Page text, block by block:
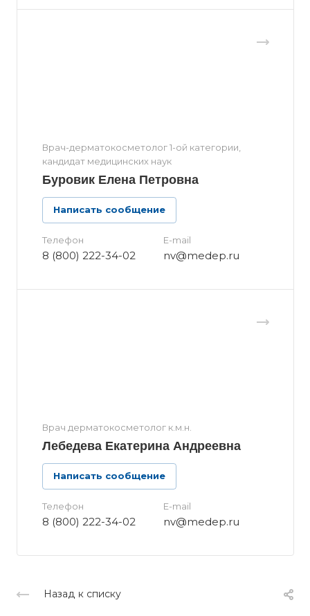
Врач-дерматокосметолог 1-ой категории,
кандидат медицинских наук
Буровик Елена Петровна
Написать сообщение
Телефон
8 (800) 222-34-02
E-mail
nv@medep.ru
Врач дерматокосметолог к.м.н.
Лебедева Екатерина Андреевна
Написать сообщение
Телефон
8 (800) 222-34-02
E-mail
nv@medep.ru
Назад к списку